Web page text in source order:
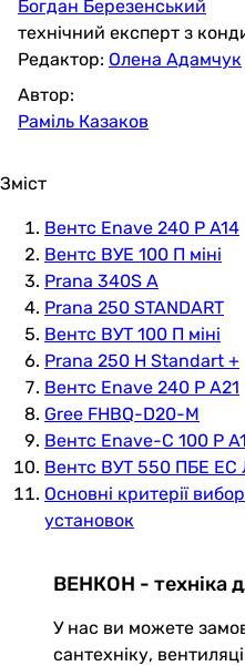
Богдан Березенський
технічний експерт з
Редактор: Олена Адамчук
Автор:
Раміль Казаков
Зміст
Вентс Enave 240 P A14
Вентс ВУЕ 100 П міні
Prana 340S A
Prana 250 STANDART
Вентс ВУТ 100 П міні
Prana 250 H Standart +
Вентс Enave 240 P A21
Gree FHBQ-D20-M
Вентс Enave-C 100 P
Вентс ВУТ 550 ПБЕ ЕС
Основні критерії
установок
ВЕНКОН - техніка
У нас ви можете
сантехніку,